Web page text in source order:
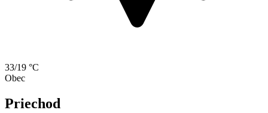
33/19 °C
Obec
Priechod